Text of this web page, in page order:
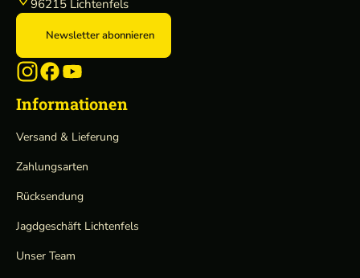
96215 Lichtenfels
Newsletter abonnieren
Informationen
Versand & Lieferung
Zahlungsarten
Rücksendung
Jagdgeschäft Lichtenfels
Unser Team